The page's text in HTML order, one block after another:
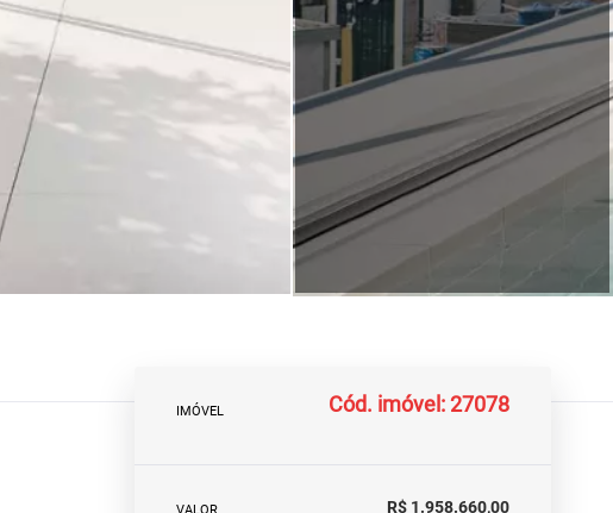
IMÓVEL Cód. imóvel: 27078
VALOR R$ 1.958.660,00